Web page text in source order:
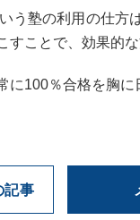
う塾の利用の仕
ことで、効果的
に100％合格を胸
記事